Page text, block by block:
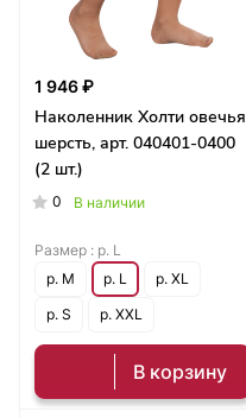
1 946 ₽
Наколенник Холти овечья
шерсть, арт. 040401-0400
(2 шт.)
0 В наличии
В корзину
Размер : р. L
р. M
р. L
р. XL
р. S
р. XXL